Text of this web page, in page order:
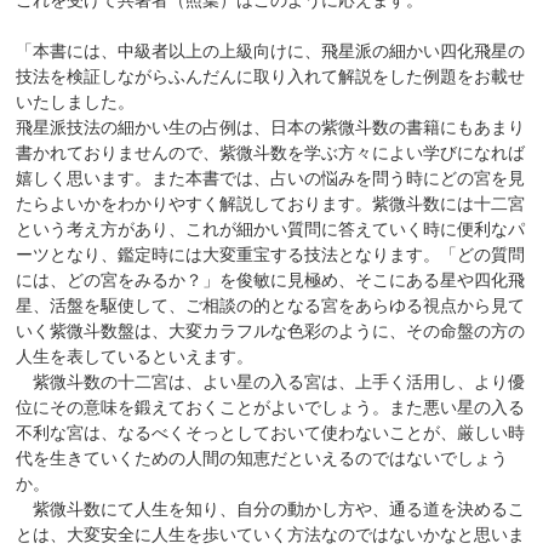
「本書には、中級者以上の上級向けに、飛星派の細かい四化飛星の
技法を検証しながらふんだんに取り入れて解説をした例題をお載せ
いたしました。
飛星派技法の細かい生の占例は、日本の紫微斗数の書籍にもあまり
書かれておりませんので、紫微斗数を学ぶ方々によい学びになれば
嬉しく思います。また本書では、占いの悩みを問う時にどの宮を見
たらよいかをわかりやすく解説しております。紫微斗数には十二宮
という考え方があり、これが細かい質問に答えていく時に便利なパ
ーツとなり、鑑定時には大変重宝する技法となります。「どの質問
には、どの宮をみるか？」を俊敏に見極め、そこにある星や四化飛
星、活盤を駆使して、ご相談の的となる宮をあらゆる視点から見て
いく紫微斗数盤は、大変カラフルな色彩のように、その命盤の方の
人生を表しているといえます。
紫微斗数の十二宮は、よい星の入る宮は、上手く活用し、より優
位にその意味を鍛えておくことがよいでしょう。また悪い星の入る
不利な宮は、なるべくそっとしておいて使わないことが、厳しい時
代を生きていくための人間の知恵だといえるのではないでしょう
か。
紫微斗数にて人生を知り、自分の動かし方や、通る道を決めるこ
とは、大変安全に人生を歩いていく方法なのではないかなと思いま